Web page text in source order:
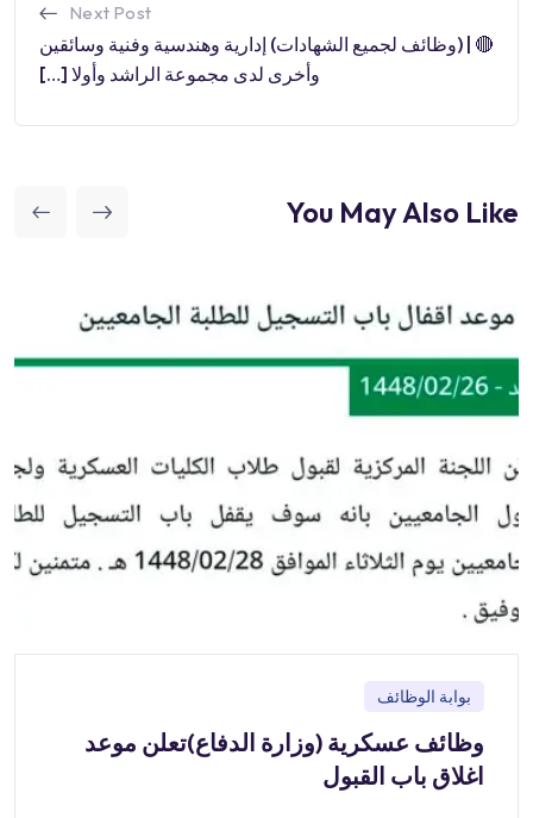
Next Post
🔴 | (وظائف لجميع الشهادات) إدارية وهندسية وفنية وسائقين
وأخرى لدى مجموعة الراشد وأولا […]
You May Also Like
بوابة الوظائف
وظائف عسكرية (وزارة الدفاع)تعلن موعد
اغلاق باب القبول